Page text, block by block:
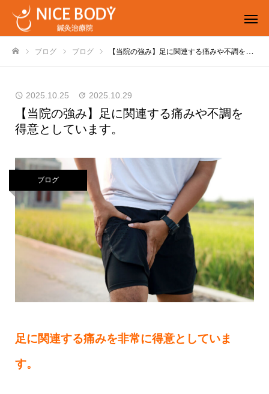
ブログ ブログ 【当院の強み】足に関連する痛みや不調を得意としています。
2025.10.25 2025.10.29
【当院の強み】足に関連する痛みや不調を
得意としています。
ブログ
足に関連する痛みを非常に得意としていま
す。